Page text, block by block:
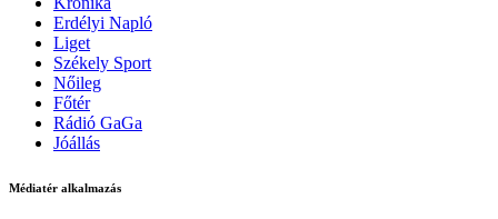
Erdélyi Napló
Liget
Székely Sport
Nőileg
Főtér
Rádió GaGa
Jóállás
Médiatér alkalmazás